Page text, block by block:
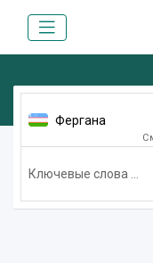
Фергана